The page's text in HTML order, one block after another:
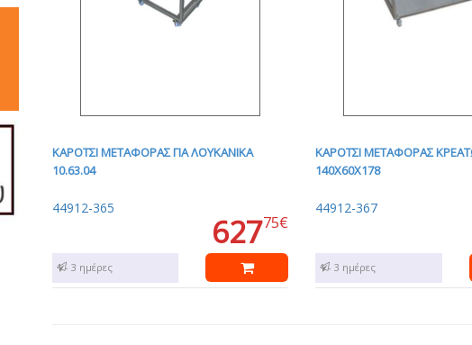
ΚΑΡΟΤΣΙ ΜΕΤΑΦΟΡΑΣ ΓΙΑ ΛΟΥΚΑΝΙΚΑ
10.63.04
44912-365
62775€
1 - 3 ημέρες
ΚΑΡΟΤΣΙ ΜΕΤΑΦΟΡΑΣ
140Χ60Χ178
44912-367
1 - 3 ημέρες